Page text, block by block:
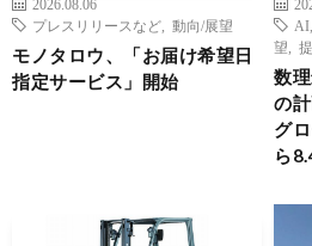
2026.08.06
プレスリリースなど
動向/展望
モノタロウ、「お届け希望日
指定サービス」開始
AI
望
数
の
グ
ら